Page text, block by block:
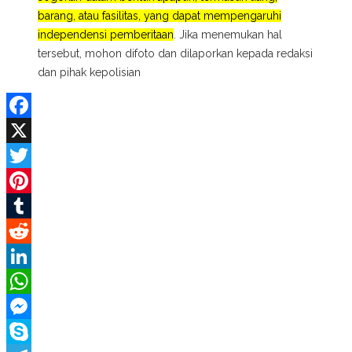
barang, atau fasilitas, yang dapat mempengaruhi
independensi pemberitaan . Jika menemukan hal
tersebut, mohon difoto dan dilaporkan kepada redaksi
dan pihak kepolisian
Facebook
X
Twitter
Pinterest
Tumblr
Reddit
LinkedIn
WhatsApp
Messenger